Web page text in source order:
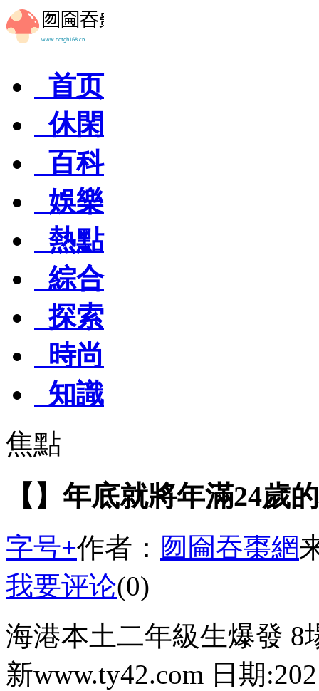
首页
休閑
百科
娛樂
熱點
綜合
探索
時尚
知識
焦點
【】年底就將年滿24歲
字号+作者： 囫圇吞棗網
我要评论(0)
海港本土二年級生爆發 8
新www.ty42.com 日期